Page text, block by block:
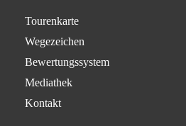
Tourenkarte
Wegezeichen
Bewertungssystem
Mediathek
Kontakt